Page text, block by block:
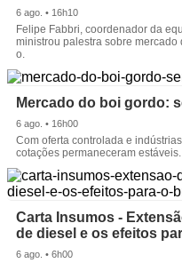
6 ago. • 16h10
Felipe Fabbri, coordenador da
ministrou palestra sobre
o.
Mercado do boi gordo:
6 ago. • 16h00
Com oferta controlada e
cotações permaneceram estáveis.
Carta Insumos -
de diesel e os efeitos
6 ago. • 6h00